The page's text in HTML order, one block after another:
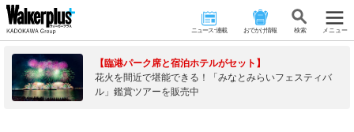
ニュース･連載 おでかけ情報 検 索 メニュー
【臨港パーク席と宿泊ホテルがセット】
花火を間近で堪能できる！「みなとみらいフェスティバ
ル」鑑賞ツアーを販売中